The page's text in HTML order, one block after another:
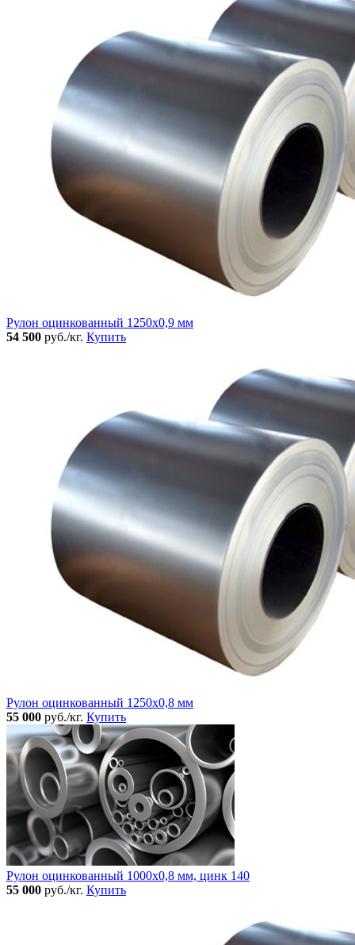
Рулон оцинкованный 1250х0,9 мм
54 500 руб./кг. Купить
Рулон оцинкованный 1250х0,8 мм
55 000 руб./кг. Купить
Рулон оцинкованный 1000х0,8 мм, цинк 140
55 000 руб./кг. Купить